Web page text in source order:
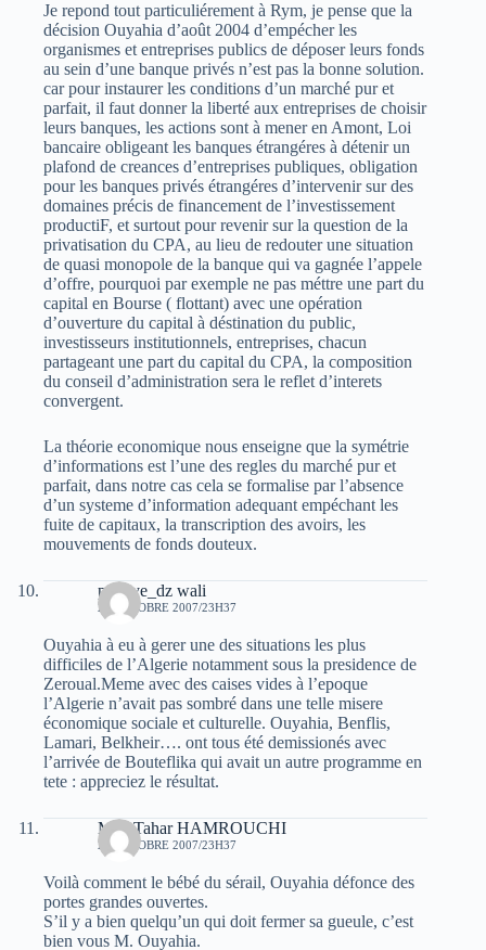
Je repond tout particuliérement à Rym, je pense que la
décision Ouyahia d’août 2004 d’empécher les
organismes et entreprises publics de déposer leurs fonds
au sein d’une banque privés n’est pas la bonne solution.
car pour instaurer les conditions d’un marché pur et
parfait, il faut donner la liberté aux entreprises de choisir
leurs banques, les actions sont à mener en Amont, Loi
bancaire obligeant les banques étrangéres à détenir un
plafond de creances d’entreprises publiques, obligation
pour les banques privés étrangéres d’intervenir sur des
domaines précis de financement de l’investissement
productiF, et surtout pour revenir sur la question de la
privatisation du CPA, au lieu de redouter une situation
de quasi monopole de la banque qui va gagnée l’appele
d’offre, pourquoi par exemple ne pas méttre une part du
capital en Bourse ( flottant) avec une opération
d’ouverture du capital à déstination du public,
investisseurs institutionnels, entreprises, chacun
partageant une part du capital du CPA, la composition
du conseil d’administration sera le reflet d’interets
convergent.
La théorie economique nous enseigne que la symétrie
d’informations est l’une des regles du marché pur et
parfait, dans notre cas cela se formalise par l’absence
d’un systeme d’information adequant empéchant les
fuite de capitaux, la transcription des avoirs, les
mouvements de fonds douteux.
popeye_dz wali
27 OCTOBRE 2007/23H37
Ouyahia à eu à gerer une des situations les plus
difficiles de l’Algerie notamment sous la presidence de
Zeroual.Meme avec des caises vides à l’epoque
l’Algerie n’avait pas sombré dans une telle misere
économique sociale et culturelle. Ouyahia, Benflis,
Lamari, Belkheir…. ont tous été demissionés avec
l’arrivée de Bouteflika qui avait un autre programme en
tete : appreciez le résultat.
Med Tahar HAMROUCHI
27 OCTOBRE 2007/23H37
Voilà comment le bébé du sérail, Ouyahia défonce des
portes grandes ouvertes.
S’il y a bien quelqu’un qui doit fermer sa gueule, c’est
bien vous M. Ouyahia.